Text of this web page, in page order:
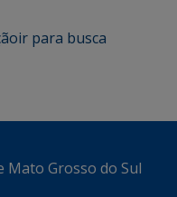
ir para busca
Mato Grosso do Sul